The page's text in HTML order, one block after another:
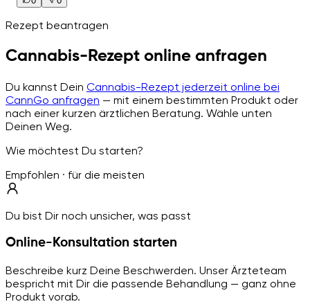
Rezept beantragen
Cannabis-Rezept online anfragen
Du kannst Dein Cannabis-Rezept jederzeit online bei
CannGo anfragen — mit einem bestimmten Produkt oder
nach einer kurzen ärztlichen Beratung. Wähle unten
Deinen Weg.
Wie möchtest Du starten?
Empfohlen · für die meisten
Du bist Dir noch unsicher, was passt
Online-Konsultation starten
Beschreibe kurz Deine Beschwerden. Unser Ärzteteam
bespricht mit Dir die passende Behandlung — ganz ohne
Produkt vorab.